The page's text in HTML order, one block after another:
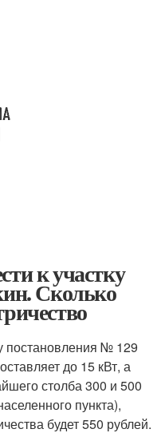
к участку
Сколько
постановления № 129
до 15 кВт, а
столба 300 и 500
пункта),
будет 550 рублей.